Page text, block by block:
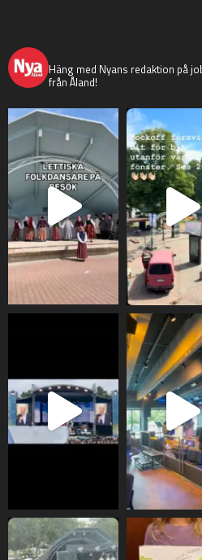
Häng med Nyans redaktion på
från Åland!